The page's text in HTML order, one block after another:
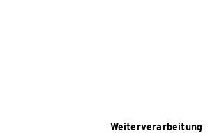
Weiterverarbeitung